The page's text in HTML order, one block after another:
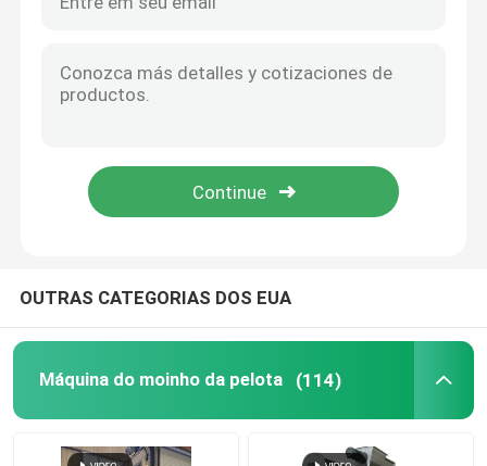
OUTRAS CATEGORIAS DOS EUA
Máquina do moinho da pelota (114)